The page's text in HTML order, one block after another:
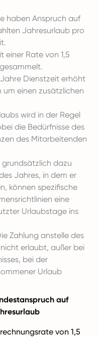
haben Anspruch auf
Jahresurlaub pro
einer Rate von 1,5
Dienstzeit erhöht
einen zusätzlichen
wird in der Regel
die Bedürfnisse des
des Mitarbeitenden
dazu
Jahres, in dem er
können spezifische
eine
Urlaubstage ins
Zahlung anstelle des
erlaubt, außer bei
bei der
Urlaub
auf
von 1,5